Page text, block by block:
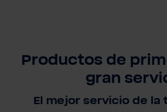
Productos de
gran
El mejor servicio de la